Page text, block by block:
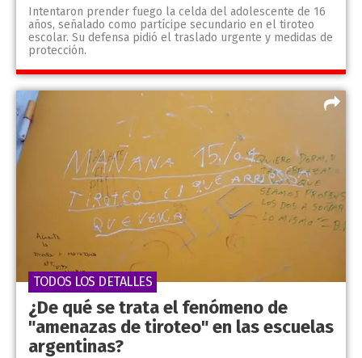
Intentaron prender fuego la celda del adolescente de 16
años, señalado como partícipe secundario en el tiroteo
escolar. Su defensa pidió el traslado urgente y medidas de
protección.
¿De qué se trata el fenómeno de
"amenazas de tiroteo" en las escuelas
argentinas?
TODOS LOS DETALLES